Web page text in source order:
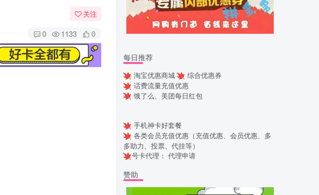
关注
0 1133 0
每日推荐
淘宝优惠商城
综合优惠券
话费流量充值优惠
饿了么、美团每日红包
手机神卡好套餐
各类会员充值优惠（充值优惠、会员优惠、多
多助力、投票、代挂等）
号卡代理： 代理申请
赞助